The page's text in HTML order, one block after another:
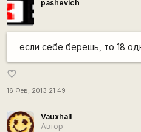
pashevich
если себе берешь, то 18
favorite_border
16 Фев, 2013 21:49
Vauxhall
Автор